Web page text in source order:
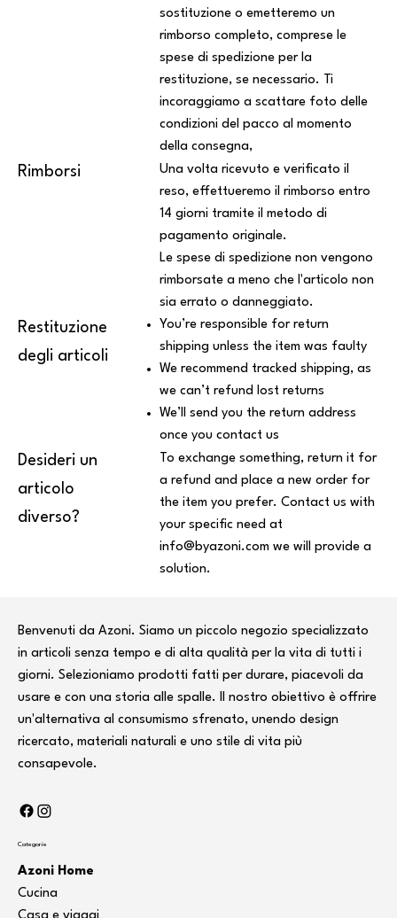
sostituzione o emetteremo un
rimborso completo, comprese le
spese di spedizione per la
restituzione, se necessario. Ti
incoraggiamo a scattare foto delle
condizioni del pacco al momento
della consegna,
Rimborsi
Una volta ricevuto e verificato il
reso, effettueremo il rimborso entro
14 giorni tramite il metodo di
pagamento originale.
Le spese di spedizione non vengono
rimborsate a meno che l'articolo non
sia errato o danneggiato.
Restituzione
degli articoli
You’re responsible for return
shipping unless the item was faulty
We recommend tracked shipping, as
we can’t refund lost returns
We’ll send you the return address
once you contact us
Desideri un
articolo
diverso?
To exchange something, return it for
a refund and place a new order for
the item you prefer. Contact us with
your specific need at
info@byazoni.com we will provide a
solution.
Benvenuti da Azoni. Siamo un piccolo negozio specializzato
in articoli senza tempo e di alta qualità per la vita di tutti i
giorni. Selezioniamo prodotti fatti per durare, piacevoli da
usare e con una storia alle spalle. Il nostro obiettivo è offrire
un'alternativa al consumismo sfrenato, unendo design
ricercato, materiali naturali e uno stile di vita più
consapevole.
Categorie
Azoni Home
Cucina